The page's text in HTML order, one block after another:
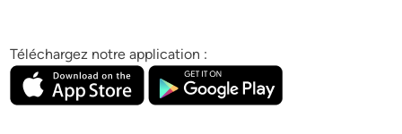
Téléchargez notre application :